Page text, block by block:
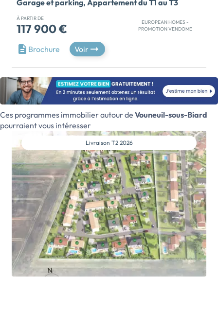
Garage et parking, Appartement du T1 au T3
À PARTIR DE
117 900 €
EUROPEAN HOMES -
PROMOTION VENDOME
ACHETEZ DANS LE NEUF, VIVEZ AU FRAIS
Propriétaire à 500 m** de Poitiers d'un studio à
APPARTEMENT ou votre MAISON. DEVENEZ
PROPRIÉTAIRE DANS UN CADRE VERDOYANT AUX
PORTES DE POITIERS ! Découvrez « Le Hameau de
Marguerite », nouvelle résidence composée
d'Appartements-Jardins disponibles en 2 et 3 pièces
à partir de 40m², tous prolongés d’un jardin individuel
arboré, clôturé et d’un voisinage restreint. Chaque
logement bénéficie d’une place de stationnement
privative extérieure. À proximité de toutes
commodités : piscine à 4 min** en voiture, centre
commercial à 5 min** en voiture, Parc des Cormiers à
5 min** à vélo, groupe scolaire à 6 min** en voiture,
stade municipal à 6 min** en voiture. Tous les atouts
sont réunis pour un quotidien radieux. Pour plus
d'informations, prenez […] Voir le programme
immobilier neuf >>
Brochure Voir
Ces programmes immobilier autour de Vouneuil-sous-Biard
pourraient vous intéresser
Livraison T2 2026